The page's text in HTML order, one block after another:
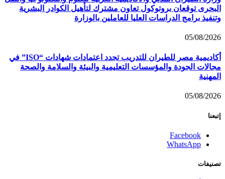
البحرى توقعان بروتوكول تعاون مشترك لتأهيل الكوادر البشرية
وتنفيذ برامج الدراسات العليا للعاملين بالوزارة
05/08/2026
أكاديمية مصر للطيران للتدريب تجدد اعتمادات شهادات “ISO” في
مجالات الجودة والمؤسسات التعليمية والبيئة والسلامة والصحة
المهنية
05/08/2026
إتبعنا
Facebook
WhatsApp
تصنيفات